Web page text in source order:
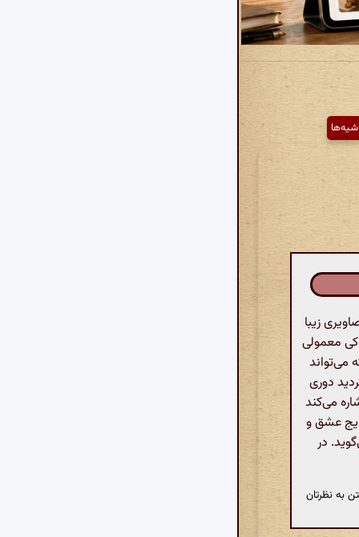
زیبا
معمولی
می‌تواند
دوری
می‌کند
عشق و
در
به نظرتان